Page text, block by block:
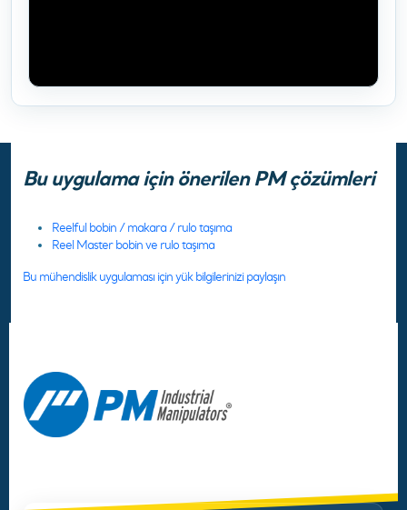
Bu uygulama için önerilen PM çözümleri
Reelful bobin / makara / rulo taşıma
Reel Master bobin ve rulo taşıma
Bu mühendislik uygulaması için yük bilgilerinizi paylaşın